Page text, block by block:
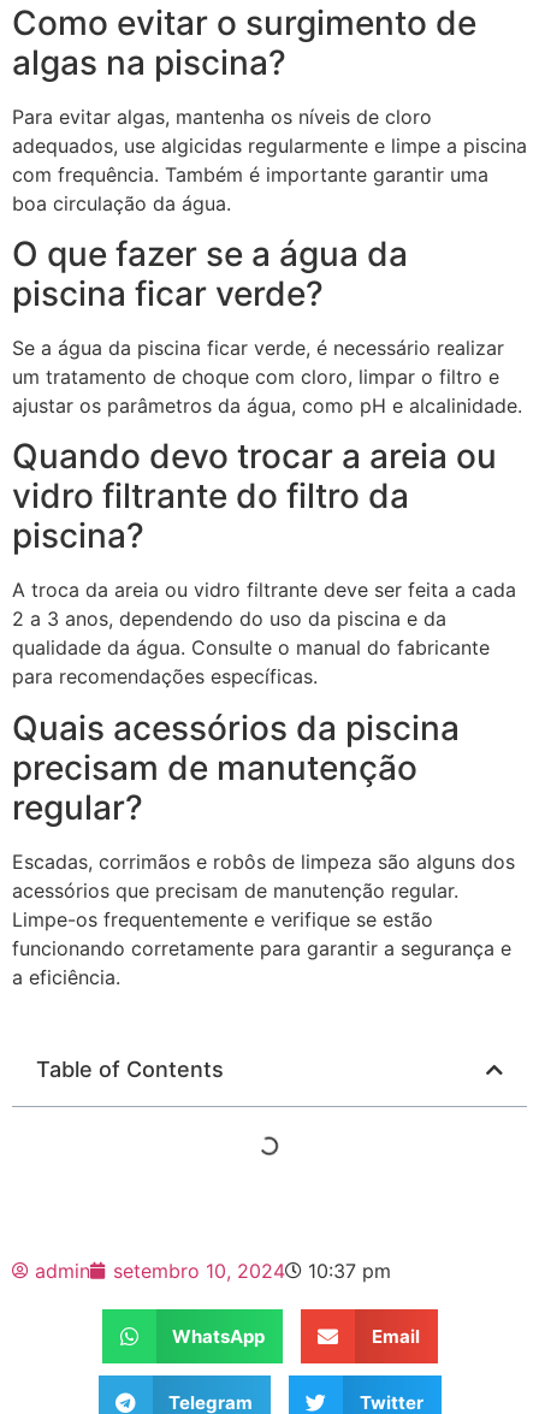
Como evitar o surgimento de
algas na piscina?
Para evitar algas, mantenha os níveis de cloro
adequados, use algicidas regularmente e limpe a piscina
com frequência. Também é importante garantir uma
boa circulação da água.
O que fazer se a água da
piscina ficar verde?
Se a água da piscina ficar verde, é necessário realizar
um tratamento de choque com cloro, limpar o filtro e
ajustar os parâmetros da água, como pH e alcalinidade.
Quando devo trocar a areia ou
vidro filtrante do filtro da
piscina?
A troca da areia ou vidro filtrante deve ser feita a cada
2 a 3 anos, dependendo do uso da piscina e da
qualidade da água. Consulte o manual do fabricante
para recomendações específicas.
Quais acessórios da piscina
precisam de manutenção
regular?
Escadas, corrimãos e robôs de limpeza são alguns dos
acessórios que precisam de manutenção regular.
Limpe-os frequentemente e verifique se estão
funcionando corretamente para garantir a segurança e
a eficiência.
Table of Contents
admin setembro 10, 2024 10:37 pm
WhatsApp Email
Telegram Twitter